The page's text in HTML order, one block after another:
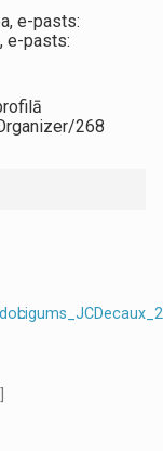
e-pasts:
e-pasts:
268